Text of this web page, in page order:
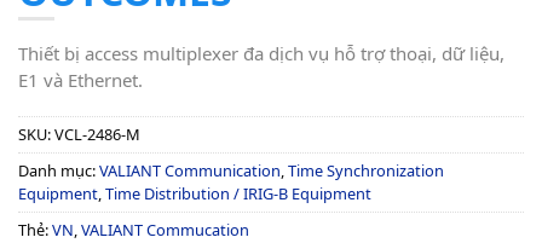
Thiết bị access multiplexer đa dịch vụ hỗ trợ thoại, dữ liệu,
E1 và Ethernet.
SKU:VCL-2486-M
Danh mục:VALIANT Communication,Time Synchronization
Equipment,Time Distribution / IRIG-B Equipment
Thẻ:VN,VALIANT Commucation